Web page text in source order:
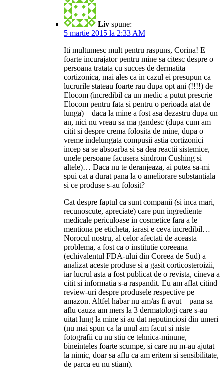
Liv spune:
5 martie 2015 la 2:33 AM
Iti multumesc mult pentru raspuns, Corina! E
foarte incurajator pentru mine sa citesc despre o
persoana tratata cu succes de dermatita
cortizonica, mai ales ca in cazul ei presupun ca
lucrurile stateau foarte rau dupa opt ani (!!!!) de
Elocom (incredibil ca un medic a putut prescrie
Elocom pentru fata si pentru o perioada atat de
lunga) – daca la mine a fost asa dezastru dupa un
an, nici nu vreau sa ma gandesc (dupa cum am
citit si despre crema folosita de mine, dupa o
vreme indelungata compusii astia cortizonici
incep sa se absoarba si sa dea reactii sistemice,
unele persoane facusera sindrom Cushing si
altele)… Daca nu te deranjeaza, ai putea sa-mi
spui cat a durat pana la o ameliorare substantiala
si ce produse s-au folosit?
Cat despre faptul ca sunt companii (si inca mari,
recunoscute, apreciate) care pun ingrediente
medicale periculoase in cosmetice fara a le
mentiona pe eticheta, iarasi e ceva incredibil…
Norocul nostru, al celor afectati de aceasta
problema, a fost ca o institutie coreeana
(echivalentul FDA-ului din Coreea de Sud) a
analizat aceste produse si a gasit corticosteroizii,
iar lucrul asta a fost publicat de o revista, cineva a
citit si informatia s-a raspandit. Eu am aflat citind
review-uri despre produsele respective pe
amazon. Altfel habar nu am/as fi avut – pana sa
aflu cauza am mers la 3 dermatologi care s-au
uitat lung la mine si au dat neputinciosi din umeri
(nu mai spun ca la unul am facut si niste
fotografii cu nu stiu ce tehnica-minune,
bineinteles foarte scumpe, si care nu m-au ajutat
la nimic, doar sa aflu ca am eritem si sensibilitate,
de parca eu nu stiam).